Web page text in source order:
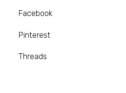
Facebook
Pinterest
Threads